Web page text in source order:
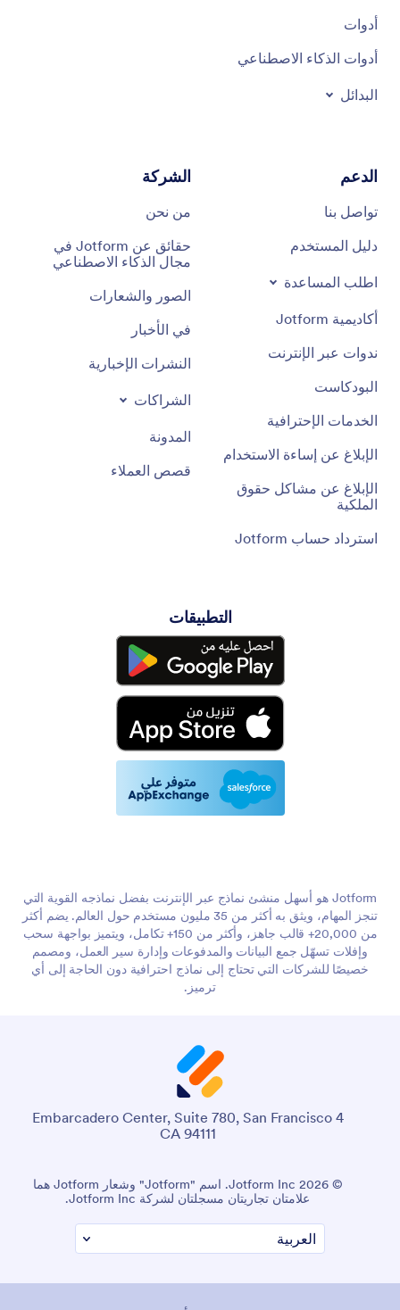
أدوات
أدوات الذكاء الاصطناعي
البدائل
الدعم
تواصل بنا
دليل المستخدم
اطلب المساعدة
أكاديمية Jotform
ندوات عبر الإنترنت
البودكاست
الخدمات الإحترافية
الإبلاغ عن إساءة الاستخدام
الإبلاغ عن مشاكل حقوق
الملكية
استرداد حساب Jotform
الشركة
من نحن
حقائق عن Jotform في
مجال الذكاء الاصطناعي
الصور والشعارات
في الأخبار
النشرات الإخبارية
الشراكات
المدونة
قصص العملاء
التطبيقات
Jotform هو أسهل منشئ نماذج عبر الإنترنت بفضل نماذجه القوية التي
تنجز المهام، ويثق به أكثر من 35 مليون مستخدم حول العالم. يضم أكثر
من 20,000+ قالب جاهز، وأكثر من 150+ تكامل، ويتميز بواجهة سحب
وإفلات تسهّل جمع البيانات والمدفوعات وإدارة سير العمل، ومصمم
خصيصًا للشركات التي تحتاج إلى نماذج احترافية دون الحاجة إلى أي
ترميز.
4 Embarcadero Center, Suite 780, San Francisco
CA 94111
© 2026 Jotform Inc. اسم "Jotform" وشعار Jotform هما
علامتان تجاريتان مسجلتان لشركة Jotform Inc.